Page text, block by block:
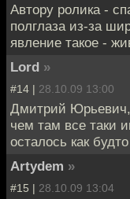
Автору ролика -
полглаза из-за
явление такое -
Lord »
#14 | 28.10.09 13:00
Дмитрий Юрьевич,
чем там все таки
осталось как
Artydem »
#15 | 28.10.09 13:04